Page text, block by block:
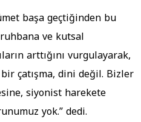
başa geçtiğinden bu
ve kutsal
arttığını vurgulayarak,
çatışma, dini değil. Bizler
siyonist harekete
yok.” dedi.